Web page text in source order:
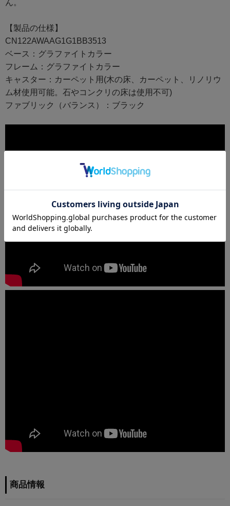
ん。
【製品の仕様】
CN122AWAAG1G1BB3513
ベース：グラファイトカラー
フレーム：グラファイトカラー
キャスター：カーペット用(木の床、カーペット、リノリウ
ム材使用可能。石やコンクリの床は使用不可)
ファブリック（バランス）：ブラック
商品情報